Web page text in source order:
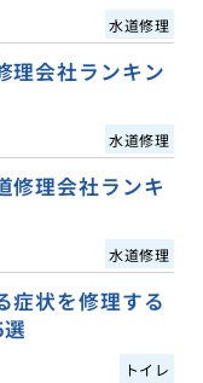
水道修理
理会社ランキン
水道修理
修理会社ランキ
水道修理
症状を修理する
トイレ